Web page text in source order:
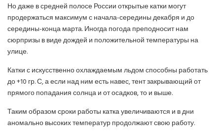
Но даже в средней полосе России открытые катки могут
продержаться максимум с начала-середины декабря и до
середины-конца марта. Иногда погода преподносит нам
сюрпризы в виде дождей и положительной температуры на
улице.
Катки с искусственно охлаждаемым льдом способны работать
до +10 гр. С, а если над ним есть навес, тент закрывающий от
прямого попадания солнца и от осадков, то и выше.
Таким образом сроки работы катка увеличиваются и в дни
аномально высоких температур продолжают свою работу.